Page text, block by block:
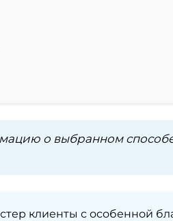
о выбранном способе
клиенты с особенной